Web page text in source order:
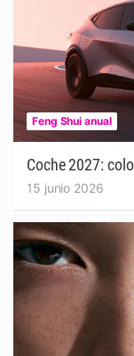
Feng Shui anual
Coche 2027:
15 junio 2026